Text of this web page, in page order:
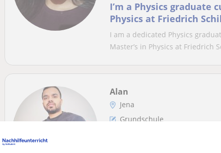
I’m a Physics graduate
Physics at Friedrich
strong backgrou
I am a dedicated Physics
Master’s in Physics at Friedrich
Alan
Jena
Grundschule
Experienced Physics